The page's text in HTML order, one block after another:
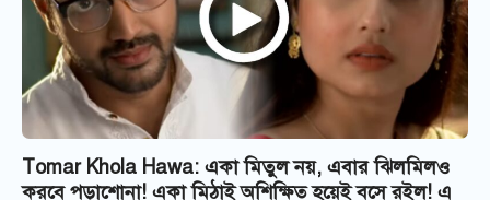
Tomar Khola Hawa: একা মিতুল নয়, এবার ঝিলমিলও
করবে পড়াশোনা! একা মিঠাই অশিক্ষিত হয়েই বসে রইল! এ